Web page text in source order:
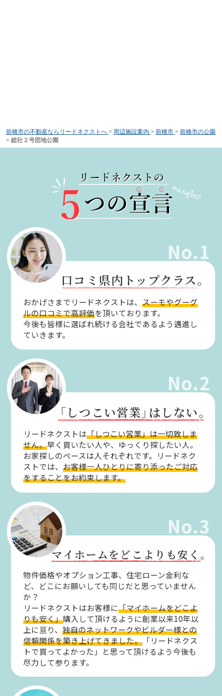
前橋市の不動産ならリードネクストへ > 周辺施設案内 > 前橋市 > 前橋市の公園
> 総社２号団地公園
No.1
口コミ県内トップクラス。
おかげさまでリードネクストは、スーモやグーグ
ルの口コミで高評価を頂いております。
今後も皆様に選ばれ続ける会社であるよう邁進し
ていきます。
No.2
「しつこい営業」はしない。
リードネクストは「しつこい営業」は一切致しま
せん。早く買いたい人や、ゆっくり探したい人。
お家探しのペースは人それぞれです。リードネク
ストでは、お客様一人ひとりに寄り添ったご対応
をすることをお約束します。
No.3
マイホームをどこよりも安く。
物件価格やオプション工事、住宅ローン金利な
ど、どこにお願いしても同じだと思っていません
か？
リードネクストはお客様に「マイホームをどこよ
りも安く」購入して頂けるように創業以来10年以
上に亘り、独自のネットワークやビルダー様との
信頼関係を築き上げてきました。 「リードネクス
トで買ってよかった」と思って頂けるよう今後も
尽力して参ります。